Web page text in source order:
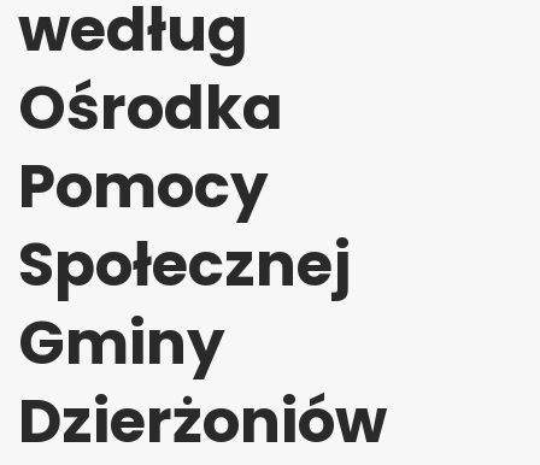
według
Ośrodka
Pomocy
Społecznej
Gminy
Dzierżoniów